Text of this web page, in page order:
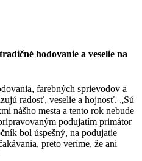
hodovanie a veselie na
farebných sprievodov a
radosť, veselie a hojnosť. „Sú
nášho mesta a tento rok nebude
podujatím primátor
bol úspešný, na podujatie
preto veríme, že ani